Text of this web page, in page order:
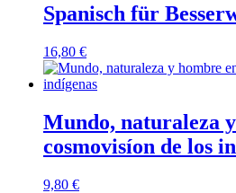
Spanisch für
16,80 €
Mundo, naturaleza
cosmovisíon de los
9,80 €